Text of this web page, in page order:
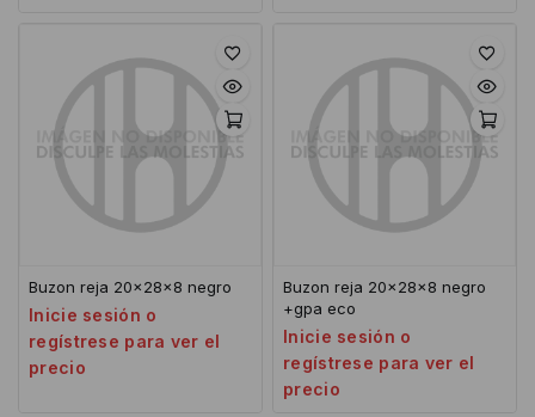
Buzon reja 20x28x8 negro
Inicie sesión o
regístrese para ver el
precio
Buzon reja 20x28x8 negro
+gpa eco
Inicie sesión o
regístrese para ver el
precio